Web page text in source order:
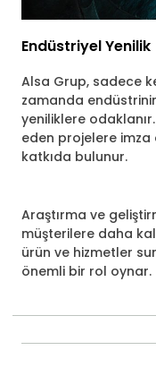
Endüstriyel Yenilik
Alsa Grup, sadece
zamanda
yeniliklere
eden projelere
katkıda bulunur.
Araştırma ve
müşterilere daha
ürün ve hizmetler
önemli bir rol oynar.